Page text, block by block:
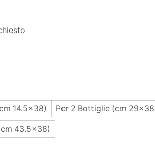
14.5x38) Per 2 Bottiglie (cm
43.5x38)